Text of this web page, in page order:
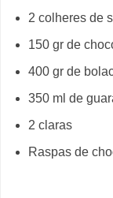
2 colheres de
150 gr de
400 gr de
350 ml de
2 claras
Raspas de